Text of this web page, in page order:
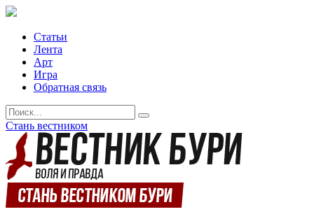
Статьи
Лента
Арт
Игра
Обратная связь
Стань вестником